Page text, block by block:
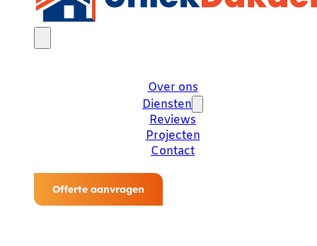
Over ons
Diensten
Reviews
Projecten
Contact
Offerte aanvragen